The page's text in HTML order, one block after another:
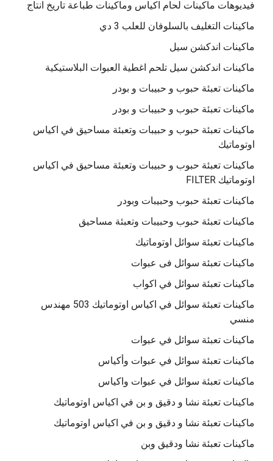
فيديوهات ماكينات لحام اكياس وماكينات طباعة تاريخ انتاج
ماكينات التغليف بالسلوفان للعلب 3 دي
ماكينات اندكشن سيل
ماكينات اندكشن سيل تلحم اغطية العبوات البلاستيكية
ماكينات تعبئة حبوب و حبيبات و بودر
ماكينات تعبئة حبوب و حبيبات و بودر
ماكينات تعبئة حبوب و حبيبات وتعبئة مساحيق في اكياس
اوتوماتيك
ماكينات تعبئة حبوب و حبيبات وتعبئة مساحيق في اكياس
اوتوماتيك FILTER
ماكينات تعبئة حبوب وحبيبات وبودر
ماكينات تعبئة حبوب وحبيبات وتعبئة مساحيق
ماكينات تعبئة سوائل اوتوماتيك
ماكينات تعبئة سوائل فى عبوات
ماكينات تعبئة سوائل في اكواب
ماكينات تعبئة سوائل في اكياس اوتوماتيك 503 مهندس
منسي
ماكينات تعبئة سوائل في عبوات
ماكينات تعبئة سوائل في عبوات وأكياس
ماكينات تعبئة سوائل في عبوات واكياس
ماكينات تعبئة نشا و دقيق و بن في اكياس اوتوماتيك
ماكينات تعبئة نشا و دقيق و بن في اكياس اوتوماتيك
ماكينات تعبئة نشا ودقيق وبن